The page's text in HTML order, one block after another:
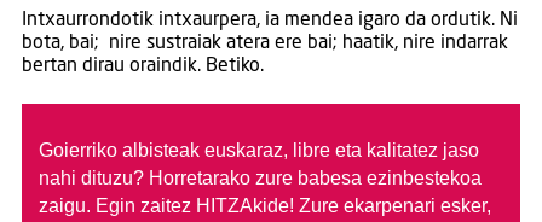
Intxaurrondotik intxaurpera, ia mendea igaro da ordutik. Ni
bota, bai; nire sustraiak atera ere bai; haatik, nire indarrak
bertan dirau oraindik. Betiko.
Goierriko albisteak euskaraz, libre eta kalitatez jaso
nahi dituzu? Horretarako zure babesa ezinbestekoa
zaigu. Egin zaitez HITZAkide! Zure ekarpenari esker,